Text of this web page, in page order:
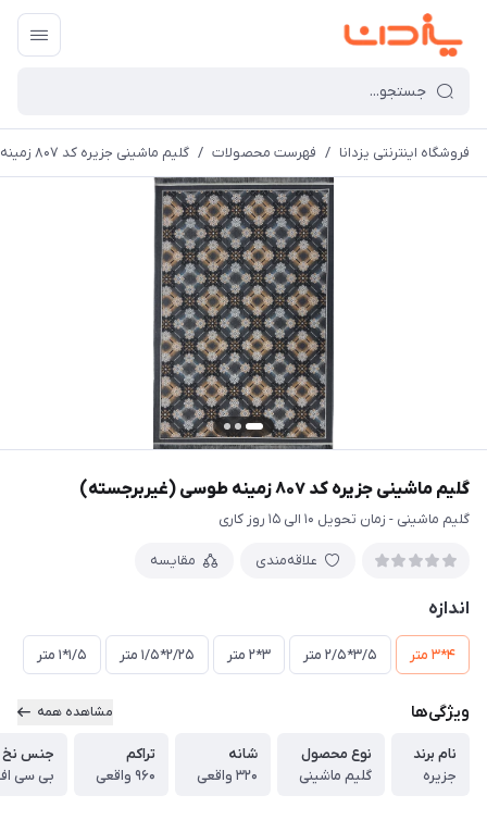
فروشگاه اینترنتی یزدانا / فهرست محصولات / گلیم ماشینی جزیره کد 807 زمینه طوسی (غیربرجسته)
گلیم ماشینی جزیره کد 807 زمینه طوسی (غیربرجسته)
گلیم ماشینی - زمان تحویل 10 الی 15 روز کاری
علاقه‌مندی مقایسه
اندازه
4*3 متر 3/5*2/5 متر 3*2 متر 2/25*1/5 متر 1/5*1 متر
ویژگی‌ها مشاهده همه
نام برند
جزیره
نوع محصول
گلیم ماشینی
شانه
320 واقعی
تراکم
960 واقعی
جنس نخ
بی سی